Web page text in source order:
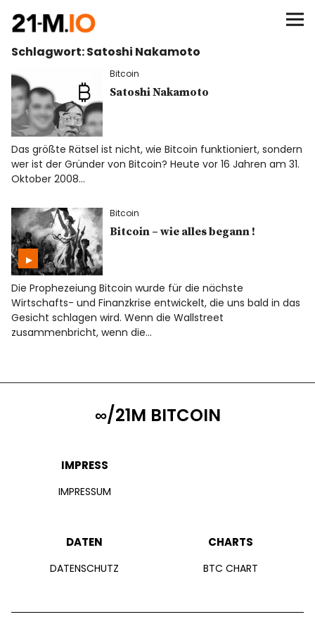
∞/21M BITCOIN
BEGINN
BITCOIN
ANALYSEN
NEWS
Schlagwort:Satoshi Nakamoto
Bitcoin
Satoshi Nakamoto
Das größte Rätsel ist nicht, wie Bitcoin funktioniert, sondern
wer ist der Gründer von Bitcoin? Heute vor 16 Jahren am 31.
Oktober 2008…
Bitcoin
Bitcoin – wie alles begann !
Die Prophezeiung Bitcoin wurde für die nächste
Wirtschafts- und Finanzkrise entwickelt, die uns bald in das
Gesicht schlagen wird. Wenn die Wallstreet
zusammenbricht, wenn die…
∞/21M BITCOIN
IMPRESS
IMPRESSUM
DATEN
DATENSCHUTZ
CHARTS
BTC CHART